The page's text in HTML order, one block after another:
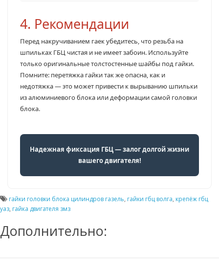
4. Рекомендации
Перед накручиванием гаек убедитесь, что резьба на
шпильках ГБЦ чистая и не имеет забоин. Используйте
только оригинальные толстостенные шайбы под гайки.
Помните: перетяжка гайки так же опасна, как и
недотяжка — это может привести к вырыванию шпильки
из алюминиевого блока или деформации самой головки
блока.
Надежная фиксация ГБЦ — залог долгой жизни
вашего двигателя!
гайки головки блока цилиндров газель, гайки гбц волга, крепёж гбц
уаз, гайка двигателя змз
Дополнительно: